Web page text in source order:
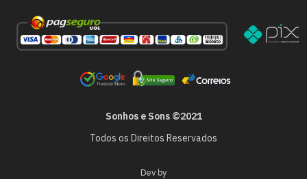
Sonhos e Sons ©2021
Todos os Direitos Reservados
Dev by